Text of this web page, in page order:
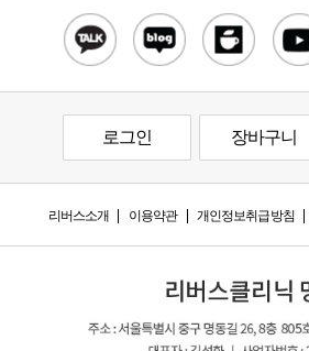
로그인 장바구니
리버스소개 이용약관 개인정보취급방침